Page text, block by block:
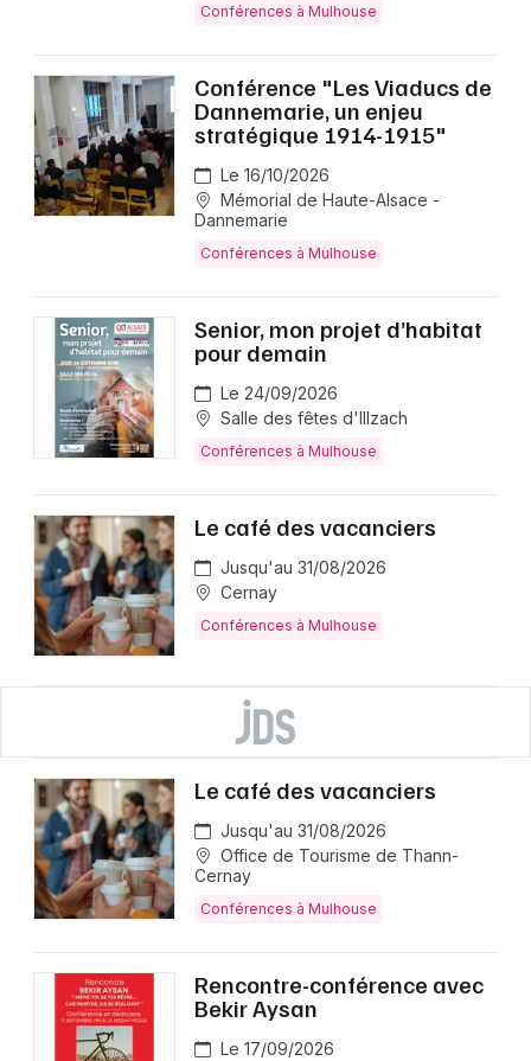
Conférences à Mulhouse
Conférence "Les Viaducs de
Dannemarie, un enjeu
stratégique 1914-1915"
Le 16/10/2026
Mémorial de Haute-Alsace -
Dannemarie
Conférences à Mulhouse
Senior, mon projet d’habitat
pour demain
Le 24/09/2026
Salle des fêtes d'Illzach
Conférences à Mulhouse
Le café des vacanciers
Jusqu'au 31/08/2026
Cernay
Conférences à Mulhouse
Le café des vacanciers
Jusqu'au 31/08/2026
Office de Tourisme de Thann-
Cernay
Conférences à Mulhouse
Rencontre-conférence avec
Bekir Aysan
Le 17/09/2026